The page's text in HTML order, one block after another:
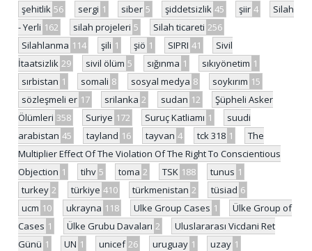
şehitlik 56 sergi 1 siber 5 şiddetsizlik 45 şiir 4
Silah
- Yerli 162 silah projeleri 5 Silah ticareti 256
Silahlanma 114 şili 1 şiö 1 SIPRI 41
Sivil
İtaatsizlik 29 sivil ölüm 5 sığınma 1 sıkıyönetim 1
sırbistan 1 somali 8 sosyal medya 8 soykırım 15
sözleşmeli er 17 srilanka 2 sudan 12
Şüpheli Asker
Ölümleri 358 Suriye 172 Suruç Katliamı 1
suudi
arabistan 45 tayland 16 tayvan 4 tck 318 1
The
Multiplier Effect Of The Violation Of The Right To Conscientious
Objection 1 tihv 5 toma 2 TSK 188 tunus 1
turkey 2 türkiye 410 türkmenistan 2 tüsiad 6
ucm 10 ukrayna 118 Ulke Group Cases 1
Ülke Group of
Cases 1 Ülke Grubu Davaları 2
Uluslararası Vicdani Ret
Günü 1 UN 1 unicef 26 uruguay 1 uzay 1